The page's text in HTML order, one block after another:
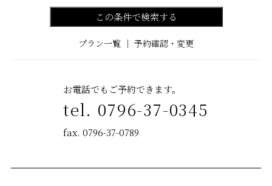
この条件で検索する
プラン一覧 ｜ 予約確認・変更
お電話でもご予約できます。
tel. 0796-37-0345
fax. 0796-37-0789